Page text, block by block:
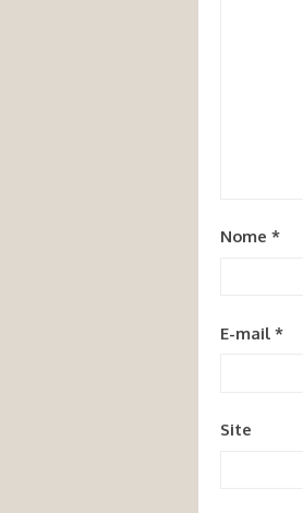
Nome *
E-mail *
Site